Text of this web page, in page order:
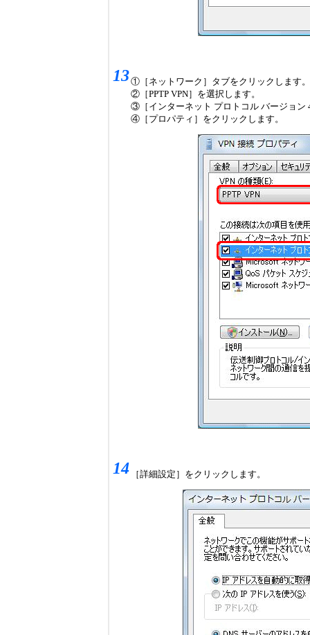
13①［ネットワーク］タブをクリックします。
②［PPTP VPN］を選択します。
③［インターネット プロトコル バージョン
④［プロパティ］をクリックします。
14 ［詳細設定］をクリックします。